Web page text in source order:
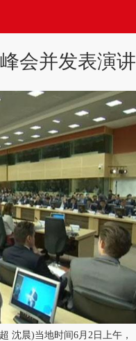
会并发表演讲
晨)当地时间6月2日上午，